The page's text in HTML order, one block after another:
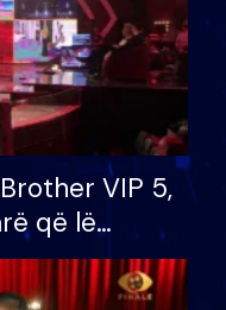
VIP 5,
që lë
për